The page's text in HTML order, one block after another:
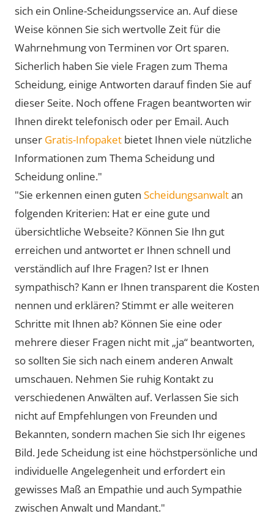
sich ein Online-Scheidungsservice an. Auf diese
Weise können Sie sich wertvolle Zeit für die
Wahrnehmung von Terminen vor Ort sparen.
Sicherlich haben Sie viele Fragen zum Thema
Scheidung, einige Antworten darauf finden Sie auf
dieser Seite. Noch offene Fragen beantworten wir
Ihnen direkt telefonisch oder per Email. Auch
unser Gratis-Infopaket bietet Ihnen viele nützliche
Informationen zum Thema Scheidung und
Scheidung online."
"Sie erkennen einen guten Scheidungsanwaltan
folgenden Kriterien: Hat er eine gute und
übersichtliche Webseite? Können Sie Ihn gut
erreichen und antwortet er Ihnen schnell und
verständlich auf Ihre Fragen? Ist er Ihnen
sympathisch? Kann er Ihnen transparent die Kosten
nennen und erklären? Stimmt er alle weiteren
Schritte mit Ihnen ab? Können Sie eine oder
mehrere dieser Fragen nicht mit „ja“ beantworten,
so sollten Sie sich nach einem anderen Anwalt
umschauen. Nehmen Sie ruhig Kontakt zu
verschiedenen Anwälten auf. Verlassen Sie sich
nicht auf Empfehlungen von Freunden und
Bekannten, sondern machen Sie sich Ihr eigenes
Bild. Jede Scheidung ist eine höchstpersönliche und
individuelle Angelegenheit und erfordert ein
gewisses Maß an Empathie und auch Sympathie
zwischen Anwalt und Mandant."